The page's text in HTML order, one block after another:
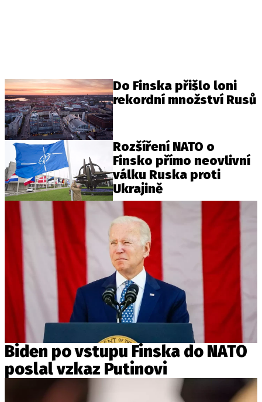
Do Finska přišlo loni
rekordní množství Rusů
Rozšíření NATO o
Finsko přímo neovlivní
válku Ruska proti
Ukrajině
Biden po vstupu Finska do NATO
poslal vzkaz Putinovi